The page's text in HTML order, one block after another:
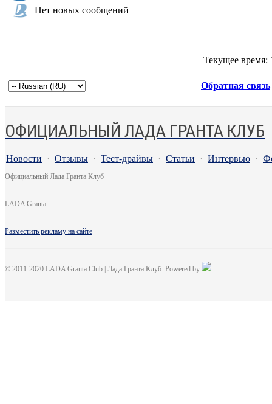
Нет новых сообщений
Текущее время:
Обратная связь
ОФИЦИАЛЬНЫЙ ЛАДА ГРАНТА КЛУБ
Новости · Отзывы · Тест-драйвы · Статьи · Интервью ·
Официальный Лада Гранта Клуб
LADA Granta
Разместить рекламу на сайте
© 2011-2020 LADA Granta Club | Лада Гранта Клуб. Powered by